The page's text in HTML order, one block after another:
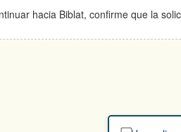
hacia Biblat, confirme que la